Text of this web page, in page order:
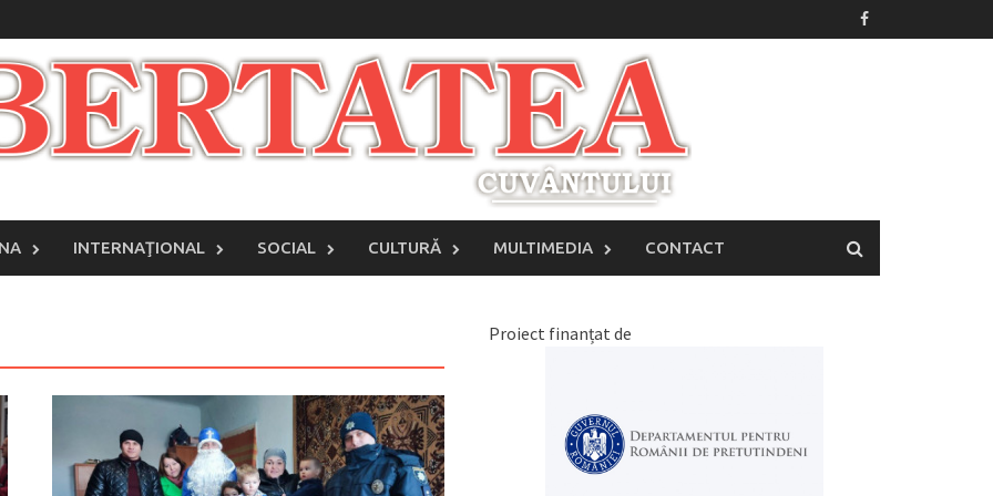
INTERNAŢIONAL SOCIAL CULTURĂ MULTIMEDIA CONTACT
Proiect finanțat de